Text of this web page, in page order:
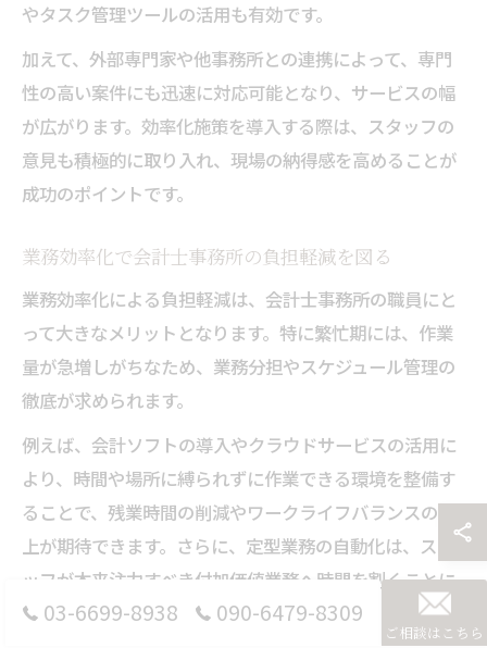
やタスク管理ツールの活用も有効です。
加えて、外部専門家や他事務所との連携によって、専門
性の高い案件にも迅速に対応可能となり、サービスの幅
が広がります。効率化施策を導入する際は、スタッフの
意見も積極的に取り入れ、現場の納得感を高めることが
成功のポイントです。
業務効率化で会計士事務所の負担軽減を図る
業務効率化による負担軽減は、会計士事務所の職員にと
って大きなメリットとなります。特に繁忙期には、作業
量が急増しがちなため、業務分担やスケジュール管理の
徹底が求められます。
例えば、会計ソフトの導入やクラウドサービスの活用に
より、時間や場所に縛られずに作業できる環境を整備す
ることで、残業時間の削減やワークライフバランスの向
上が期待できます。さらに、定型業務の自動化は、スタ
ッフが本来注力すべき付加価値業務へ時間を割くことに
もつながります。
03-6699-8938 090-6479-8309
ご相談はこちら